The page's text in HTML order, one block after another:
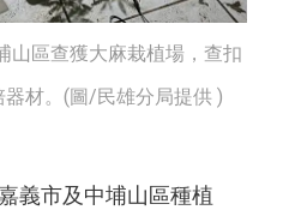
山區查獲大麻栽植場，查扣
材。(圖/民雄分局提供 )
義市及中埔山區種植